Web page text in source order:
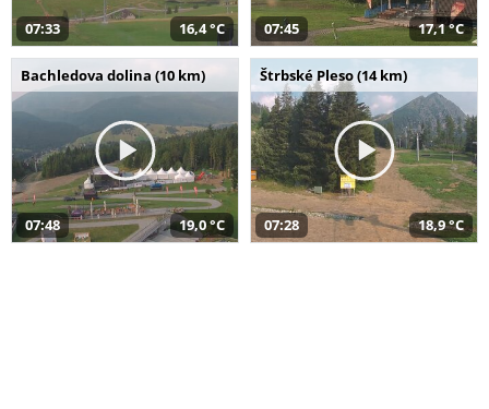
07:33 16,4 °C 07:45 17,1 °C
Bachledova dolina (10 km)
07:48 19,0 °C
Štrbské Pleso (14 km)
07:28 18,9 °C